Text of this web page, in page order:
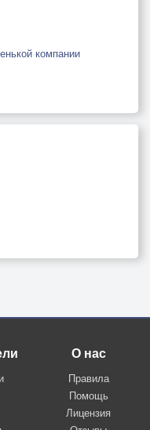
компании
О нас
Правила
Помощь
Лицензия